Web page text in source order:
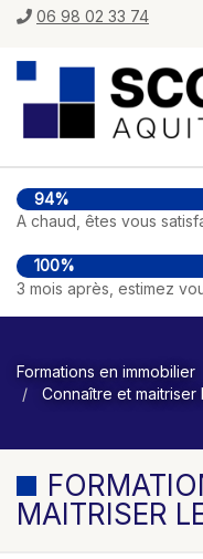
06 98 02 33 74
94%
A chaud, êtes vous
100%
3 mois après, estimez
Formations en immobilier
Connaître et maitriser
MAITRISER